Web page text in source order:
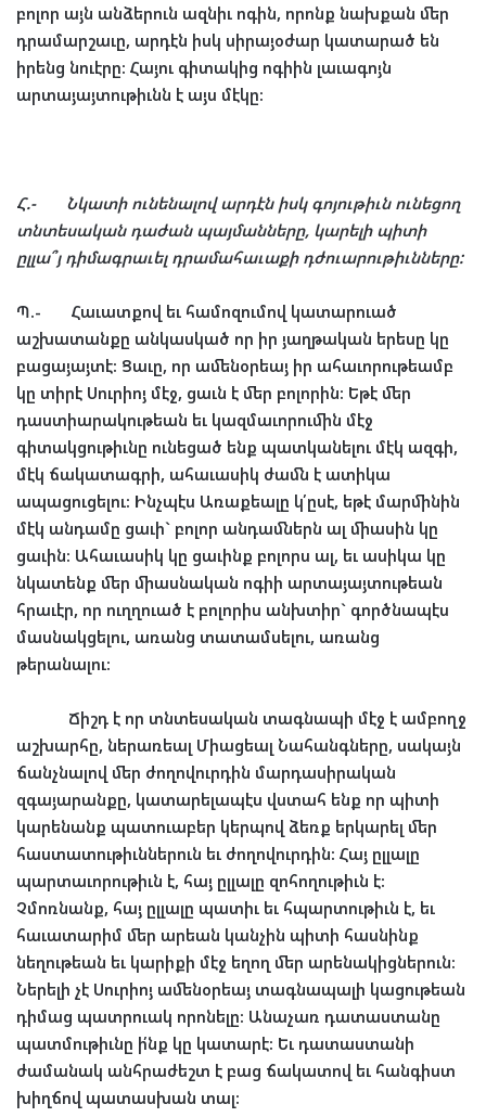
բոլոր այն անձերուն ազնիւ ոգին, որոնք նախքան մեր
դրամարշաւը, արդէն իսկ սիրայօժար կատարած են
իրենց նուէրը: Հայու գիտակից ոգիին լաւագոյն
արտայայտութիւնն է այս մէկը:
Հ.- Նկատի ունենալով արդէն իսկ գոյութիւն ունեցող
տնտեսական դաժան պայմանները, կարելի պիտի
ըլլա՞յ դիմագրաւել դրամահաւաքի դժուարութիւնները:
Պ.- Հաւատքով եւ համոզումով կատարուած
աշխատանքը անկասկած որ իր յաղթական երեսը կը
բացայայտէ: Ցաւը, որ ամենօրեայ իր ահաւորութեամբ
կը տիրէ Սուրիոյ մէջ, ցաւն է մեր բոլորին: Եթէ մեր
դաստիարակութեան եւ կազմաւորումին մէջ
գիտակցութիւնը ունեցած ենք պատկանելու մէկ ազգի,
մէկ ճակատագրի, ահաւասիկ ժամն է ատիկա
ապացուցելու: Ինչպէս Առաքեալը կ՛ըսէ, եթէ մարմինին
մէկ անդամը ցաւի` բոլոր անդամներն ալ միասին կը
ցաւին: Ահաւասիկ կը ցաւինք բոլորս ալ, եւ ասիկա կը
նկատենք մեր միասնական ոգիի արտայայտութեան
հրաւէր, որ ուղղուած է բոլորիս անխտիր` գործնապէս
մասնակցելու, առանց տատամսելու, առանց
թերանալու:
Ճիշդ է որ տնտեսական տագնապի մէջ է ամբողջ
աշխարհը, ներառեալ Միացեալ Նահանգները, սակայն
ճանչնալով մեր ժողովուրդին մարդասիրական
զգայարանքը, կատարելապէս վստահ ենք որ պիտի
կարենանք պատուաբեր կերպով ձեռք երկարել մեր
հաստատութիւններուն եւ ժողովուրդին: Հայ ըլլալը
պարտաւորութիւն է, հայ ըլլալը զոհողութիւն է:
Չմոռնանք, հայ ըլլալը պատիւ եւ հպարտութիւն է, եւ
հաւատարիմ մեր արեան կանչին պիտի հասնինք
նեղութեան եւ կարիքի մէջ եղող մեր արենակիցներուն:
Ներելի չէ Սուրիոյ ամենօրեայ տագնապալի կացութեան
դիմաց պատրուակ որոնելը: Անաչառ դատաստանը
պատմութիւնը ի՛նք կը կատարէ: Եւ դատաստանի
ժամանակ անհրաժեշտ է բաց ճակատով եւ հանգիստ
խիղճով պատասխան տալ: